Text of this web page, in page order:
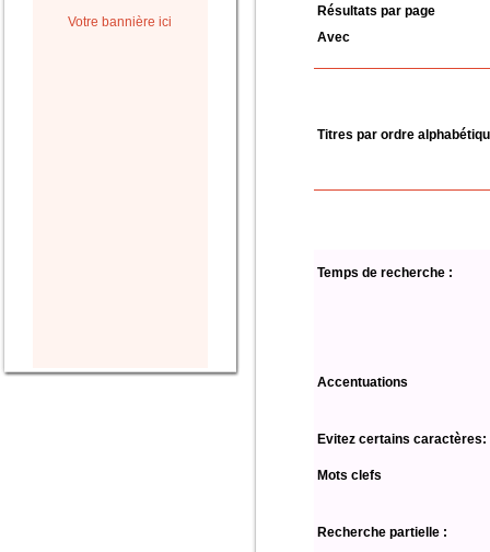
Votre bannière ici
Résultats par page
Avec
Titres par ordre
Temps de recherche :
Accentuations
Evitez certains caractères:
Mots clefs
Recherche partielle :